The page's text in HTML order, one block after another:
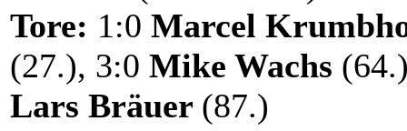
Tore: 1:0 Marcel
(27.), 3:0 Mike Wachs
Lars Bräuer (87.)